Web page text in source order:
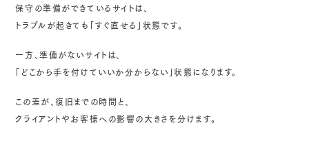
保守の準備ができているサイトは、
トラブルが起きても「すぐ直せる」状態です。
一方、準備がないサイトは、
「どこから手を付けていいか分からない」状態になります。
この差が、復旧までの時間と、
クライアントやお客様への影響の大きさを分けます。